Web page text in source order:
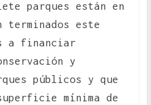
parques están en
terminados este
a financiar
y
públicos y que
mínima de